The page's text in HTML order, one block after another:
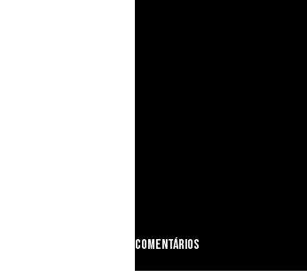
Comentários